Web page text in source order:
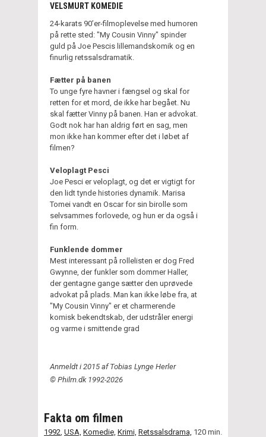
VELSMURT KOMEDIE
24-karats 90’er-filmoplevelse med humoren
på rette sted: "My Cousin Vinny" spinder
guld på Joe Pescis lillemandskomik og en
finurlig retssalsdramatik.
Fætter på banen
To unge fyre havner i fængsel og skal for
retten for et mord, de ikke har begået. Nu
skal fætter Vinny på banen. Han er advokat.
Godt nok har han aldrig ført en sag, men
mon ikke han kommer efter det i løbet af
filmen?
Veloplagt Pesci
Joe Pesci er veloplagt, og det er vigtigt for
den lidt tynde histories dynamik. Marisa
Tomei vandt en Oscar for sin birolle som
selvsammes forlovede, og hun er da også i
fin form.
Funklende dommer
Mest interessant på rollelisten er dog Fred
Gwynne, der funkler som dommer Haller,
der gentagne gange sætter den uprøvede
advokat på plads. Man kan ikke løbe fra, at
"My Cousin Vinny" er et charmerende
komisk bekendtskab, der udstråler energi
og varme i smittende grad
Anmeldt i 2015 af Tobias Lynge Herler
© Philm.dk 1992-2026
Fakta om filmen
1992 USA, Komedie, Krimi, Retssalsdrama, 120 min.